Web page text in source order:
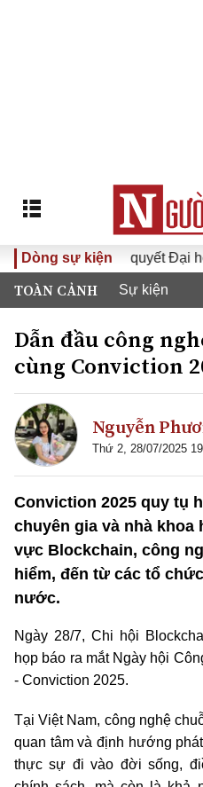
Dòng sự kiện
Đưa Nghị quyết Đại hội
TOÀN CẢNH Sự kiện
Dẫn đầu công
cùng Conviction
Nguyễn
Thứ 2, 28/07/2025
Conviction 2025 quy tụ
chuyên gia và nhà khoa
vực Blockchain, công
hiểm, đến từ các tổ
nước.
Ngày 28/7, Chi hội
họp báo ra mắt Ngày hội
- Conviction 2025.
Tại Việt Nam, công nghệ
quan tâm và định hướng
thực sự đi vào đời sống,